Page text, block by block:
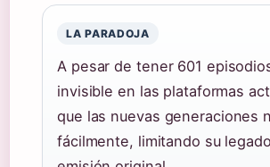
LA PARADOJA
A pesar de tener 601
invisible en las plataformas
que las nuevas generaciones
fácilmente, limitando su